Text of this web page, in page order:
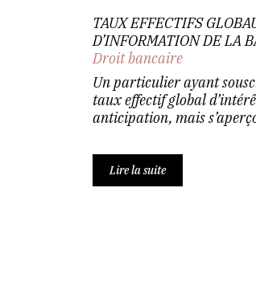
TAUX EFFECTIFS
D’INFORMATION DE LA
Droit bancaire
Un particulier ayant
taux effectif global
anticipation, mais
Lire la suite